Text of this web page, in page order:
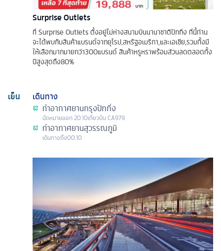
Surprise Outlets
ที่ Surprise Outlets ตั้งอยู่ไม่ห่างสนามบินนานาชาติปักกิ่ง ที่นี้ท่าน
จะได้พบกับสินค้าแบรนด์จากยุโรป,สหรัฐอเมริกา,และเอเชีย,รวมทั้งมี
ให้เลือกมากมายกว่า300แบรนด์ สินค้าหรูหราพร้อมส่วนลดตลอดทั้ง
ปีสูงสุดถึง80%
เย็น
เดินทาง
ท่าอากาศยานกรุงปักกิ่ง
นัดหมายออก20.10เที่ยวบิน CA979
ท่าอากาศยานสุวรรณภูมิ
เดินทางถึง00.10